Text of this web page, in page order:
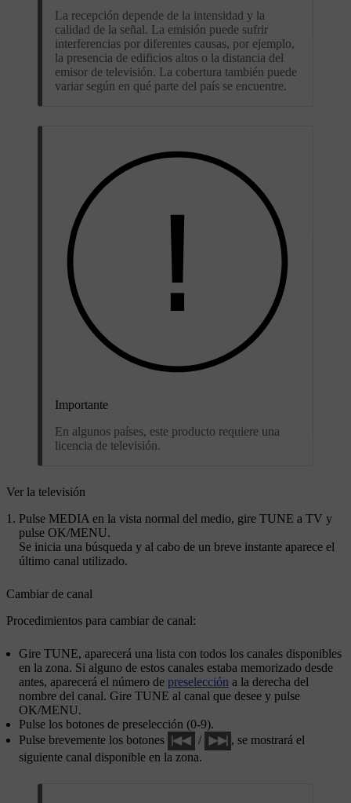
La recepción depende de la intensidad y la
calidad de la señal. La emisión puede sufrir
interferencias por diferentes causas, por ejemplo,
la presencia de edificios altos o la distancia del
emisor de televisión. La cobertura también puede
variar según en qué parte del país se encuentre.
Importante
En algunos países, este producto requiere una
licencia de televisión.
Ver la televisión
Pulse MEDIA en la vista normal del medio, gire TUNE a TV y
pulse OK/MENU.
Se inicia una búsqueda y al cabo de un breve instante aparece el
último canal utilizado.
Cambiar de canal
Procedimientos para cambiar de canal:
Gire TUNE, aparecerá una lista con todos los canales disponibles
en la zona. Si alguno de estos canales estaba memorizado desde
antes, aparecerá el número de preselección a la derecha del
nombre del canal. Gire TUNE al canal que desee y pulse
OK/MENU.
Pulse los botones de preselección (0-9).
Pulse brevemente los botones
/
, se mostrará el
siguiente canal disponible en la zona.